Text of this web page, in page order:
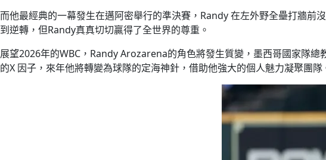
而他最經典的一幕發生在邁阿密舉行的準決賽，Randy 在左外野全壘打牆
到逆轉，但Randy真真切切贏得了全世界的尊重。
展望2026年的WBC，Randy Arozarena的角色將發生質變，墨西哥國家隊
的X 因子，來年他將轉變為球隊的定海神針，借助他強大的個人魅力凝聚團隊